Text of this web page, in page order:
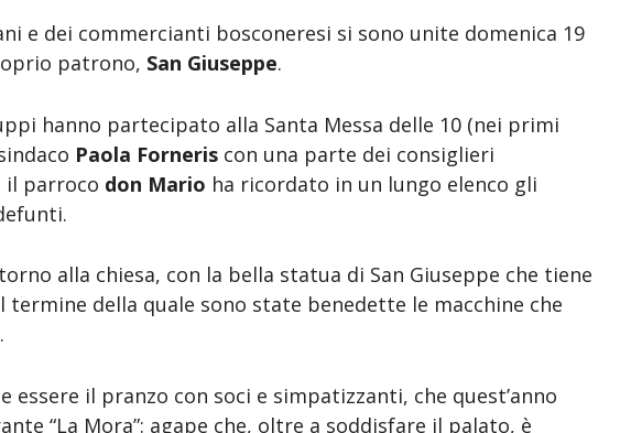
e dei commercianti bosconeresi si sono unite domenica 19
patrono, San Giuseppe.
hanno partecipato alla Santa Messa delle 10 (nei primi
Paola Forneris con una parte dei consiglieri
il parroco don Mario ha ricordato in un lungo elenco gli
alla chiesa, con la bella statua di San Giuseppe che tiene
termine della quale sono state benedette le macchine che
essere il pranzo con soci e simpatizzanti, che quest’anno
“La Mora”: agape che, oltre a soddisfare il palato, è